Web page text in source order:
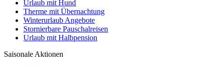
Urlaub mit Hund
Therme mit Übernachtung
Winterurlaub Angebote
Stornierbare Pauschalreisen
Urlaub mit Halbpension
Saisonale Aktionen